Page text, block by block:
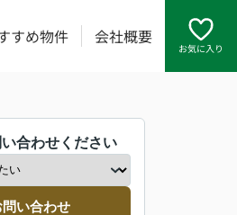
すめ物件 会社概要
お気に入り
合わせください
い合わせ